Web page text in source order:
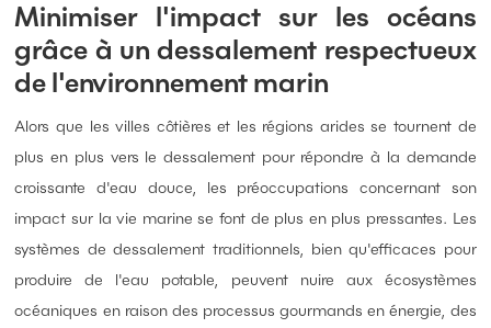
Minimiser l'impact sur les océans
grâce à un dessalement respectueux
de l'environnement marin
Alors que les villes côtières et les régions arides se tournent de
plus en plus vers le dessalement pour répondre à la demande
croissante d'eau douce, les préoccupations concernant son
impact sur la vie marine se font de plus en plus pressantes. Les
systèmes de dessalement traditionnels, bien qu'efficaces pour
produire de l'eau potable, peuvent nuire aux écosystèmes
océaniques en raison des processus gourmands en énergie, des